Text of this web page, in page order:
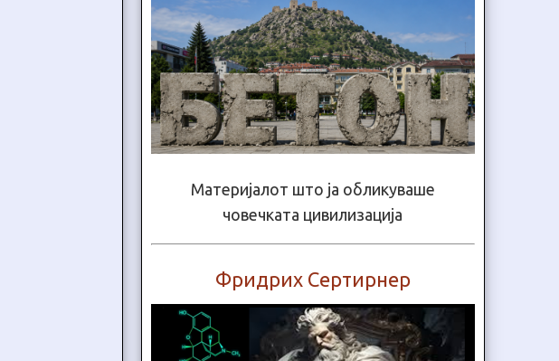
Материјалот што ја обликуваше
човечката цивилизација
Фридрих Сертирнер